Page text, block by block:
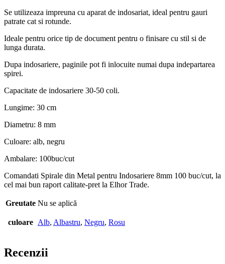
Se utilizeaza impreuna cu aparat de indosariat, ideal pentru gauri
patrate cat si rotunde.
Ideale pentru orice tip de document pentru o finisare cu stil si de
lunga durata.
Dupa indosariere, paginile pot fi inlocuite numai dupa indepartarea
spirei.
Capacitate de indosariere 30-50 coli.
Lungime: 30 cm
Diametru: 8 mm
Culoare: alb, negru
Ambalare: 100buc/cut
Comandati Spirale din Metal pentru Indosariere 8mm 100 buc/cut, la
cel mai bun raport calitate-pret la Elhor Trade.
Greutate Nu se aplică
culoare Alb, Albastru, Negru, Rosu
Recenzii